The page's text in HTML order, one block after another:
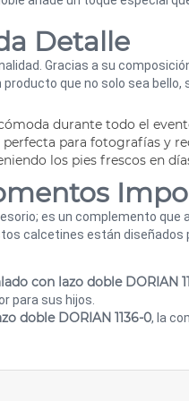
Detalle
Gracias a su
que no solo sea
durante todo el
perfecta para fotografías y
los pies frescos en
es un complemento que
calcetines están
con lazo doble DORIAN
para sus hijos.
doble DORIAN 1136-0, la